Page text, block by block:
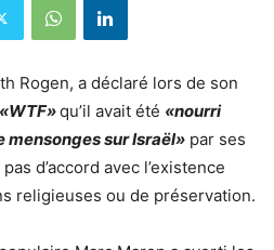
Rogen, a déclaré lors de son
«WTF»qu’il avait été «nourri
mensonges sur Israël» par ses
d’accord avec l’existence
religieuses ou de préservation.